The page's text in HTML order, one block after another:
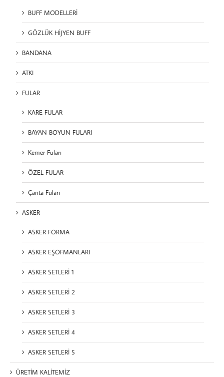
BUFF MODELLERİ
GÖZLÜK HİJYEN BUFF
BANDANA
ATKI
FULAR
KARE FULAR
BAYAN BOYUN FULARI
Kemer Fuları
ÖZEL FULAR
Çanta Fuları
ASKER
ASKER FORMA
ASKER EŞOFMANLARI
ASKER SETLERİ 1
ASKER SETLERİ 2
ASKER SETLERİ 3
ASKER SETLERİ 4
ASKER SETLERİ 5
ÜRETİM KALİTEMİZ